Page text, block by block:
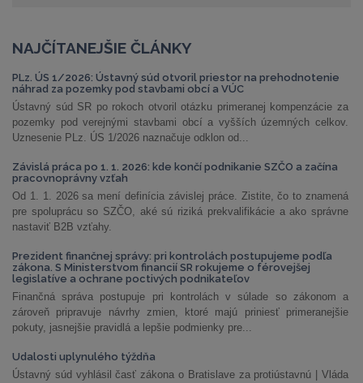
NAJČÍTANEJŠIE ČLÁNKY
PLz. ÚS 1/2026: Ústavný súd otvoril priestor na prehodnotenie
náhrad za pozemky pod stavbami obcí a VÚC
Ústavný súd SR po rokoch otvoril otázku primeranej kompenzácie za
pozemky pod verejnými stavbami obcí a vyšších územných celkov.
Uznesenie PLz. ÚS 1/2026 naznačuje odklon od...
Závislá práca po 1. 1. 2026: kde končí podnikanie SZČO a začína
pracovnoprávny vzťah
Od 1. 1. 2026 sa mení definícia závislej práce. Zistite, čo to znamená
pre spoluprácu so SZČO, aké sú riziká prekvalifikácie a ako správne
nastaviť B2B vzťahy.
Prezident finančnej správy: pri kontrolách postupujeme podľa
zákona. S Ministerstvom financií SR rokujeme o férovejšej
legislatíve a ochrane poctivých podnikateľov
Finančná správa postupuje pri kontrolách v súlade so zákonom a
zároveň pripravuje návrhy zmien, ktoré majú priniesť primeranejšie
pokuty, jasnejšie pravidlá a lepšie podmienky pre...
Udalosti uplynulého týždňa
Ústavný súd vyhlásil časť zákona o Bratislave za protiústavnú | Vláda